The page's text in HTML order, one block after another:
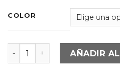
COLOR
Hojas Magnéticas cantidad
AÑADIR